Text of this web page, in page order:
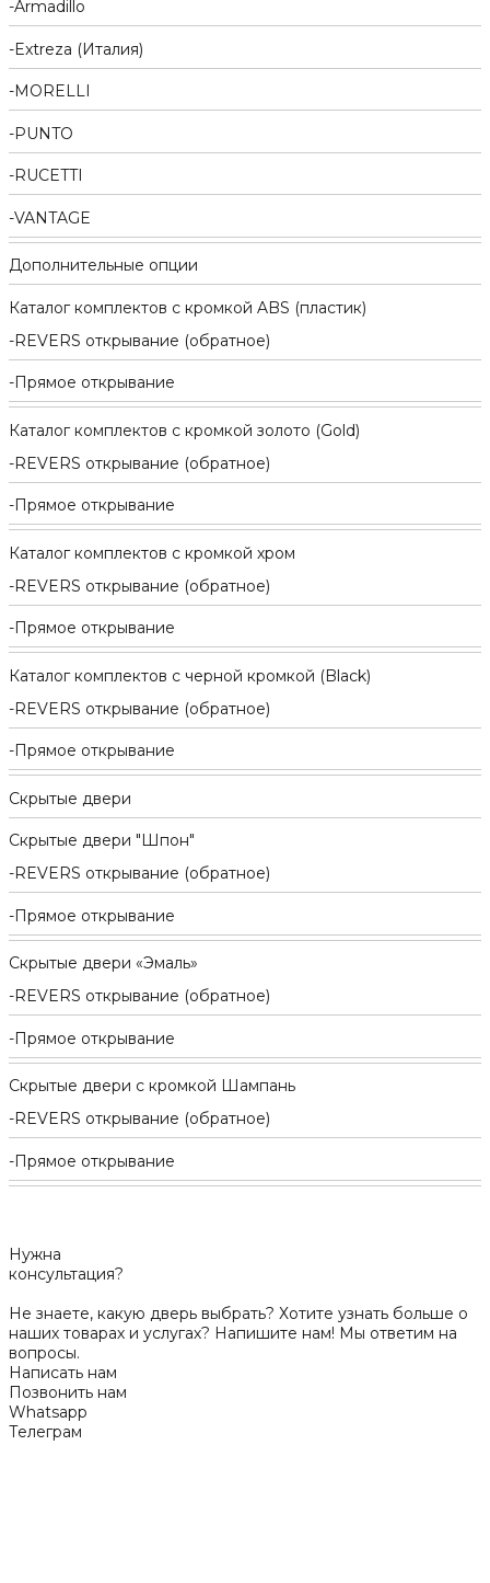
Armadillo
Extreza (Италия)
MORELLI
PUNTO
RUCETTI
VANTAGE
Дополнительные опции
Каталог комплектов c кромкой ABS (пластик)
REVERS открывание (обратное)
Прямое открывание
Каталог комплектов c кромкой золото (Gold)
REVERS открывание (обратное)
Прямое открывание
Каталог комплектов c кромкой хром
REVERS открывание (обратное)
Прямое открывание
Каталог комплектов c черной кромкой (Black)
REVERS открывание (обратное)
Прямое открывание
Скрытые двери
Скрытые двери "Шпон"
REVERS открывание (обратное)
Прямое открывание
Скрытые двери «Эмаль»
REVERS открывание (обратное)
Прямое открывание
Скрытые двери с кромкой Шампань
REVERS открывание (обратное)
Прямое открывание
Нужна
консультация?
Не знаете, какую дверь выбрать? Хотите узнать больше о
наших товарах и услугах? Напишите нам! Мы ответим на
вопросы.
Написать нам
Позвонить нам
Whatsapp
Телеграм